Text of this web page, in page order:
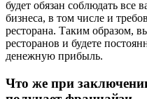
будет обязан соблюдать
бизнеса, в том числе и
ресторана. Таким образом,
ресторанов и будете
денежную прибыль.
Что же при